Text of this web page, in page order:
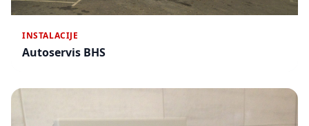
INSTALACIJE
Autoservis BHS